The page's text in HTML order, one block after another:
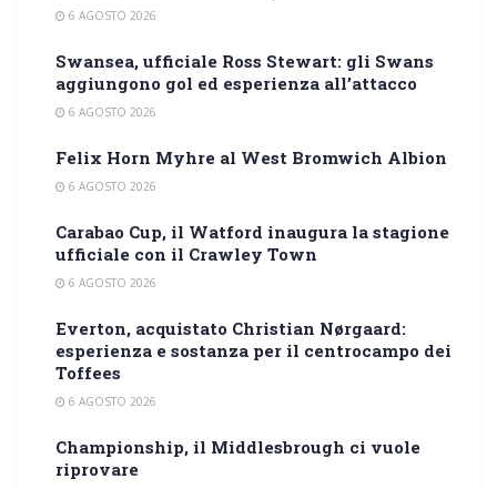
6 AGOSTO 2026
Swansea, ufficiale Ross Stewart: gli Swans
aggiungono gol ed esperienza all’attacco
6 AGOSTO 2026
Felix Horn Myhre al West Bromwich Albion
6 AGOSTO 2026
Carabao Cup, il Watford inaugura la stagione
ufficiale con il Crawley Town
6 AGOSTO 2026
Everton, acquistato Christian Nørgaard:
esperienza e sostanza per il centrocampo dei
Toffees
6 AGOSTO 2026
Championship, il Middlesbrough ci vuole
riprovare